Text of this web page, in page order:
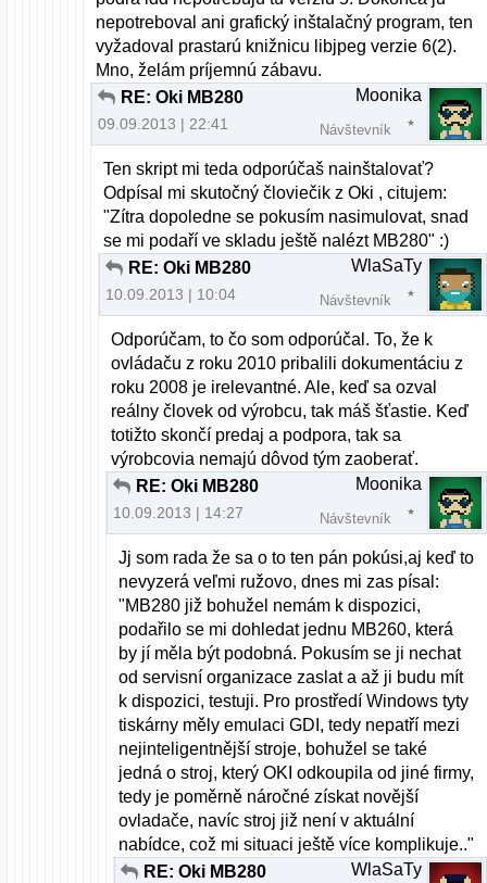
nepotreboval ani grafický inštalačný program, ten
vyžadoval prastarú knižnicu libjpeg verzie 6(2).
Mno, želám príjemnú zábavu.
RE: Oki MB280
09.09.2013 | 22:41
Moonika
Návštevník
Ten skript mi teda odporúčaš nainštalovať?
Odpísal mi skutočný človiečik z Oki , citujem:
"Zítra dopoledne se pokusím nasimulovat, snad
se mi podaří ve skladu ještě nalézt MB280" :)
RE: Oki MB280
10.09.2013 | 10:04
WlaSaTy
Návštevník
Odporúčam, to čo som odporúčal. To, že k
ovládaču z roku 2010 pribalili dokumentáciu z
roku 2008 je irelevantné. Ale, keď sa ozval
reálny človek od výrobcu, tak máš šťastie. Keď
totižto skončí predaj a podpora, tak sa
výrobcovia nemajú dôvod tým zaoberať.
RE: Oki MB280
10.09.2013 | 14:27
Moonika
Návštevník
Jj som rada že sa o to ten pán pokúsi,aj keď to
nevyzerá veľmi ružovo, dnes mi zas písal:
"MB280 již bohužel nemám k dispozici,
podařilo se mi dohledat jednu MB260, která
by jí měla být podobná. Pokusím se ji nechat
od servisní organizace zaslat a až ji budu mít
k dispozici, testuji. Pro prostředí Windows tyty
tiskárny měly emulaci GDI, tedy nepatří mezi
nejinteligentnější stroje, bohužel se také
jedná o stroj, který OKI odkoupila od jiné firmy,
tedy je poměrně náročné získat novější
ovladače, navíc stroj již není v aktuální
nabídce, což mi situaci ještě více komplikuje.."
RE: Oki MB280
WlaSaTy